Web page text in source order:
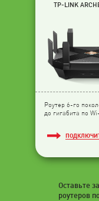
TP-LINK
Роутер 6-го
до гигабита по
Оставьте
роутеров